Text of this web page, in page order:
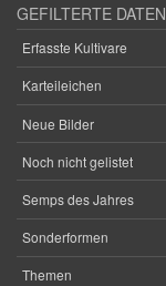
GEFILTERTE DATEN
Erfasste Kultivare
Karteileichen
Neue Bilder
Noch nicht gelistet
Semps des Jahres
Sonderformen
Themen